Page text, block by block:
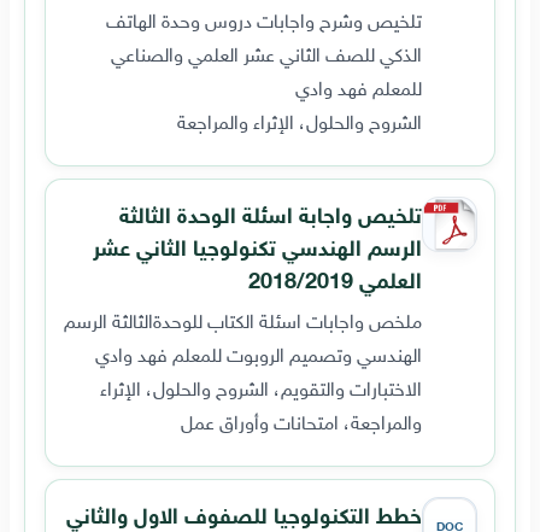
تلخيص وشرح واجابات دروس وحدة الهاتف
الذكي للصف الثاني عشر العلمي والصناعي
للمعلم فهد وادي
الشروح والحلول، الإثراء والمراجعة
تلخيص واجابة اسئلة الوحدة الثالثة
الرسم الهندسي تكنولوجيا الثاني عشر
العلمي 2018/2019
ملخص واجابات اسئلة الكتاب للوحدةالثالثة الرسم
الهندسي وتصميم الروبوت للمعلم فهد وادي
الاختبارات والتقويم، الشروح والحلول، الإثراء
والمراجعة، امتحانات وأوراق عمل
DOC
خطط التكنولوجيا للصفوف الاول والثاني